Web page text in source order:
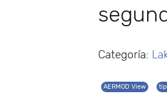
Categoría:
AERMOD View